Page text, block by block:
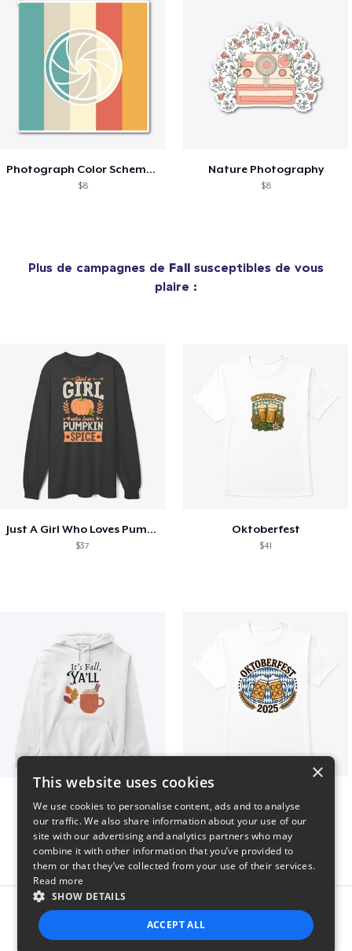
Photograph Color Scheme Aesthetic
$8
Nature Photography
$8
Plus de campagnes de Fall susceptibles de vous
plaire :
Just A Girl Who Loves Pumpkin Spice
$37
Oktoberfest
$41
$41 $41
Report this product
×
This website uses cookies
We use cookies to personalise content, ads and to analyse
our traffic. We also share information about your use of our
site with our advertising and analytics partners who may
combine it with other information that you’ve provided to
them or that they’ve collected from your use of their services.
Read more
SHOW DETAILS
ACCEPT ALL